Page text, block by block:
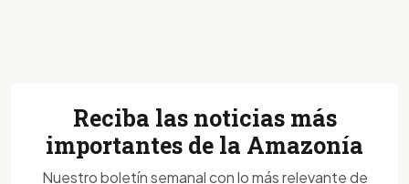
Reciba las noticias más
importantes de la Amazonía
Nuestro boletín semanal con lo más relevante de